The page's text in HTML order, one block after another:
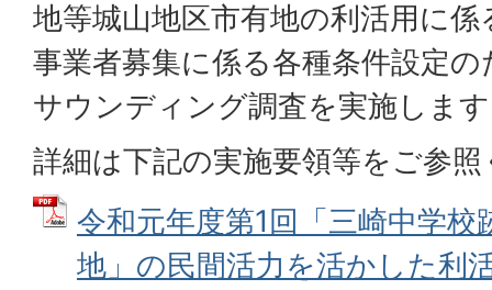
地等城山地区市有地の利活用に
事業者募集に係る各種条件設定
サウンディング調査を実施しま
詳細は下記の実施要領等をご参
令和元年度第1回「三崎中学校
地」の民間活力を活かした利